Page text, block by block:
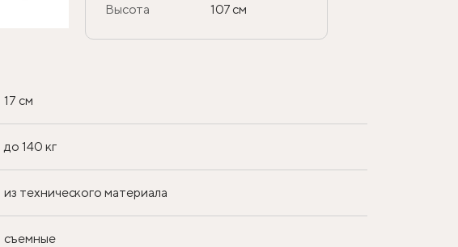
Высота 107 см
17 см
до 140 кг
из технического материала
съемные